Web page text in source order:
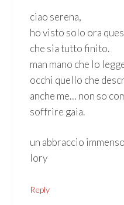
ciao serena,
ho visto solo ora
che sia tutto finito.
man mano che lo
occhi quello che
anche me… non so
soffrire gaia.
un abbraccio
lory
Reply